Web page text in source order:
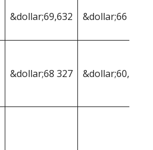
&dollar;69,632 &dollar;66 507
&dollar;68 327 &dollar;60,207